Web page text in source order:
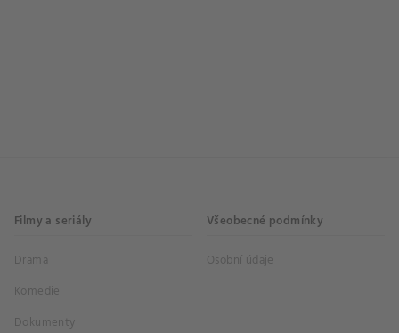
Filmy a seriály
Drama
Komedie
Dokumenty
Všeobecné podmínky
Osobní údaje